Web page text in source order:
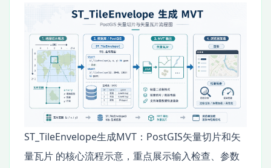
ST_TileEnvelope生成MVT：PostGIS矢量切片和矢
量瓦片 的核心流程示意，重点展示输入检查、参数